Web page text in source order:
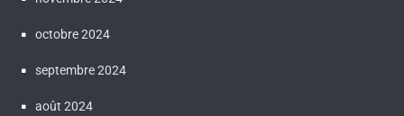
octobre 2024
septembre 2024
août 2024